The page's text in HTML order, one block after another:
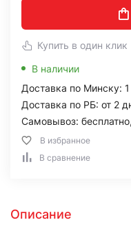
Купить в один клик
В наличии
Доставка по Минску:
Доставка по РБ: от 2
Самовывоз: бесплатно,
В избранное
В сравнение
Описание